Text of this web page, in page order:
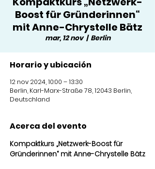
Boost für Gründerinnen“
mit Anne-Chrystelle Bätz
mar, 12 nov
  |
Berlin
Horario y ubicación
12 nov 2024, 10:00 – 13:30
Berlin, Karl-Marx-Straße 78, 12043 Berlin,
Deutschland
Acerca del evento
Kompaktkurs „Netzwerk-Boost für
Gründerinnen“ mit Anne-Chrystelle Bätz